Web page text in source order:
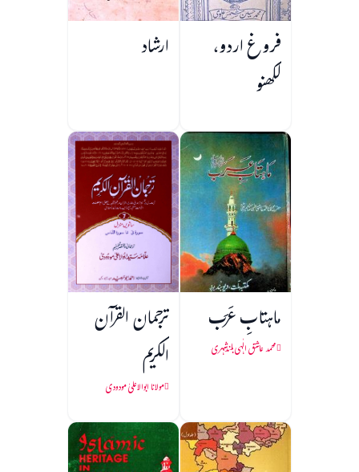
فروغ اردو،
لکھنو
ارشاد
ماہتابِ عَرَب
محمد عاشق الٰہی بلندشہری
ترجمان القرآن
الکریم
مولانا ابوالاعلیٰ مودودی